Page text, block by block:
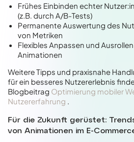
Frühes Einbinden echter
(z.B. durch A/B-Tests)
Permanente Auswertung des
von Metriken
Flexibles Anpassen und
Animationen
Weitere Tipps und praxisnahe
für ein besseres Nutzererlebnis
Blogbeitrag Optimierung mobiler
Nutzererfahrung
Für die Zukunft gerüstet:
von Animationen im E-